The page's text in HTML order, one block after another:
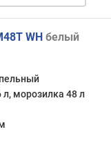
WH белый
морозилка 48 л